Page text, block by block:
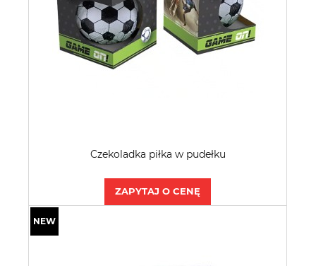
Czekoladka piłka w pudełku
ZAPYTAJ O CENĘ